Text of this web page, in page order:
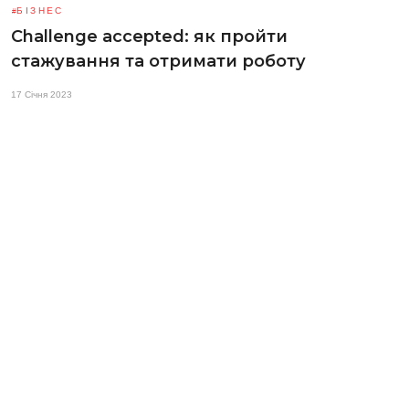
БІЗНЕС
Challenge accepted: як пройти
стажування та отримати роботу
17 Січня 2023